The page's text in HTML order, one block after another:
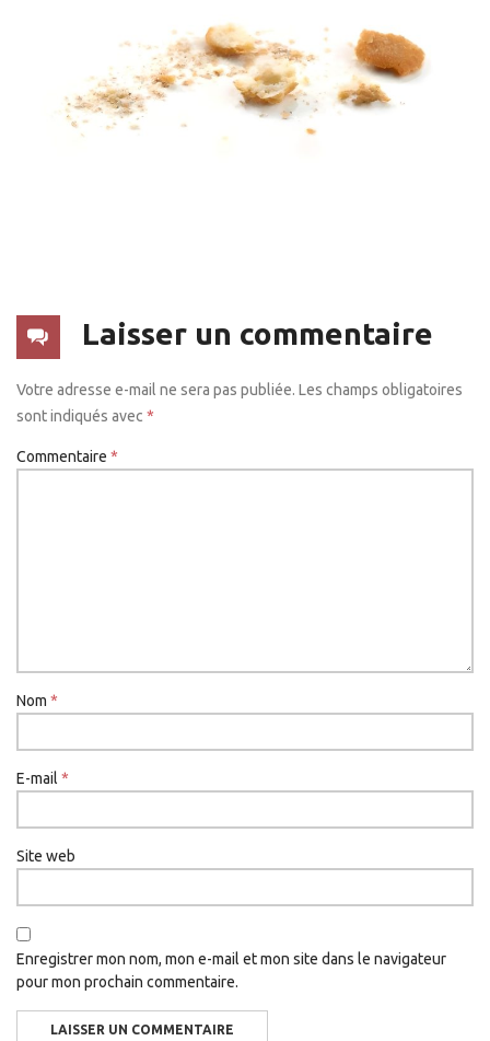
Laisser un commentaire
Votre adresse e-mail ne sera pas publiée. Les champs obligatoires
sont indiqués avec *
Commentaire *
Nom *
E-mail *
Site web
Enregistrer mon nom, mon e-mail et mon site dans le navigateur
pour mon prochain commentaire.